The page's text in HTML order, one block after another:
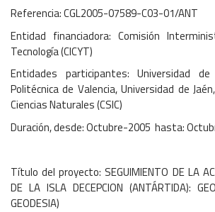
Referencia: CGL2005-07589-C03-01/ANT
Entidad financiadora: Comisión
Tecnología (CICYT)
Entidades participantes: Universidad de
Politécnica de Valencia, Universidad de
Ciencias Naturales (CSIC)
Duración, desde: Octubre-2005 hasta:
Título del proyecto: SEGUIMIENTO DE LA
DE LA ISLA DECEPCION (ANTÁRTIDA):
GEODESIA)